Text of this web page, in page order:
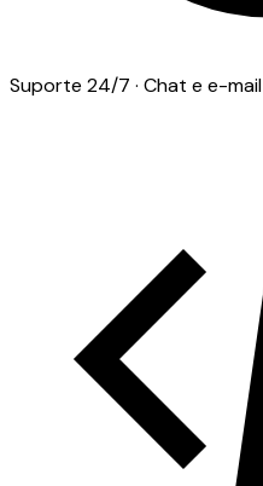
Suporte 24/7 · Chat e e-mail